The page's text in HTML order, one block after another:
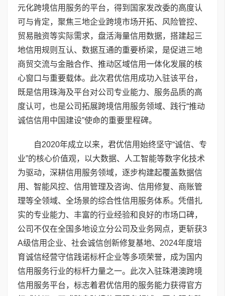
元化跨境信用服务的平台，得到国家发改委的高度认
可与肯定，聚焦三地企业跨境市场开拓、风险管控、
贸易融资等实际需求，盘活海量信用数据，搭建起三
地信用规则互认、数据互通的重要桥梁，是促进三地
商贸交流与金融合作、推动区域信用一体化发展的核
心窗口与重要载体。此次君优信用成功入驻该平台，
既是信用珠海及平台对公司专业能力、服务品质的高
度认可，也是公司拓展跨境信用服务领域、践行“推动
诚信信用中国建设”使命的重要里程碑。
自2020年成立以来，君优信用始终坚守“诚信、专
业”的核心价值观，以大数据、人工智能等数字化技术
为驱动，深耕信用服务领域，逐步构建起覆盖数据信
用、智能风控、信用管理及咨询、信用修复、商账管
理等全领域、全场景的综合性信用服务体系。凭借扎
实的专业能力、丰富的行业经验和良好的市场口碑，
公司不仅在全国多地设立分公司及业务网点，更斩获3
A级信用企业、社会诚信创新修复基地、2024年度培
育诚信经营守信践诺标杆企业等多项荣誉，成为国内
信用服务行业的标杆力量之一。此次入驻珠港澳跨境
信用服务平台，标志着君优信用的服务能力获得官方